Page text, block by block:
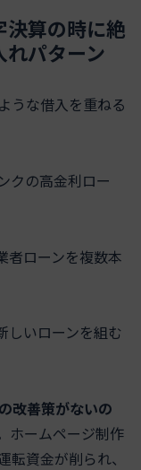
算の時に絶
パターン
うな借入を重ねる
クの高金利ロー
者ローンを複数本
しいローンを組む
改善策がないの
ホームページ制作
資金が削られ、